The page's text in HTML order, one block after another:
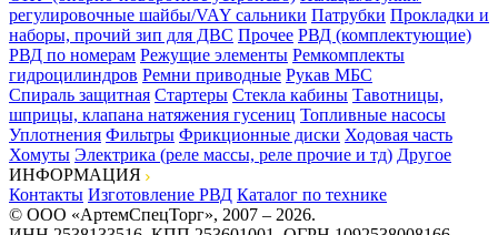
регулировочные шайбы/VAY сальники Патрубки Прокладки и
наборы, прочий зип для ДВС Прочее РВД (комплектующие)
РВД по номерам Режущие элементы Ремкомплекты
гидроцилиндров Ремни приводные Рукав МБС
Спираль защитная Стартеры Стекла кабины Тавотницы,
шприцы, клапана натяжения гусениц Топливные насосы
Уплотнения Фильтры Фрикционные диски Ходовая часть
Хомуты Электрика (реле массы, реле прочие и тд) Другое
ИНФОРМАЦИЯ
Контакты Изготовление РВД Каталог по технике
© ООО «АртемСпецТорг», 2007 – 2026.